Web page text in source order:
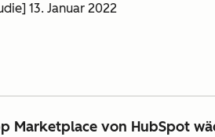
13. Januar 2022
Marketplace von HubSpot